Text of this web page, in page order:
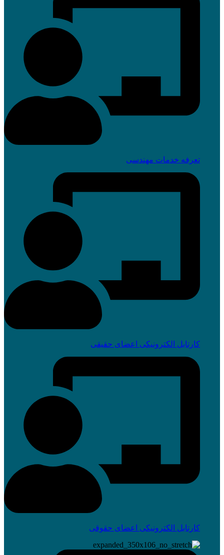
تعرفه خدمات مهندسی
کارتابل الکترونیکی اعضای حقیقی
کارتابل الکترونیکی اعضای حقوقی